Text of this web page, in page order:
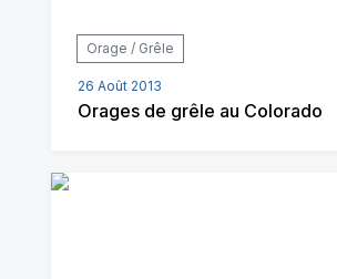
Orage / Grêle
26 Août 2013
Orages de grêle au Colorado